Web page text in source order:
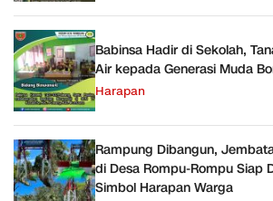
Babinsa Hadir di Sekolah,
Air kepada Generasi Muda
Harapan
Rampung Dibangun,
di Desa Rompu-Rompu Siap
Simbol Harapan Warga